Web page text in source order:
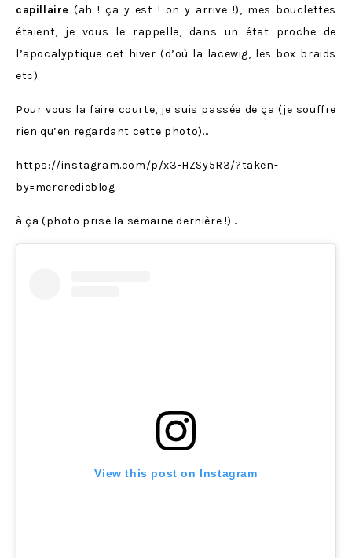
capillaire (ah ! ça y est ! on y arrive !), mes bouclettes
étaient, je vous le rappelle, dans un état proche de
l’apocalyptique cet hiver (d’où la lacewig, les box braids
etc).
Pour vous la faire courte, je suis passée de ça (je souffre
rien qu’en regardant cette photo)…
https://instagram.com/p/x3-HZSy5R3/?taken-
by=mercredieblog
à ça (photo prise la semaine dernière !)…
View this post on Instagram